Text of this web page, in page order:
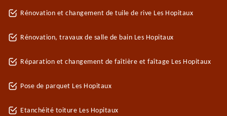
Rénovation et changement de tuile de rive Les Hopitaux
Rénovation, travaux de salle de bain Les Hopitaux
Réparation et changement de faîtière et faîtage Les Hopitaux
Pose de parquet Les Hopitaux
Etanchéité toiture Les Hopitaux